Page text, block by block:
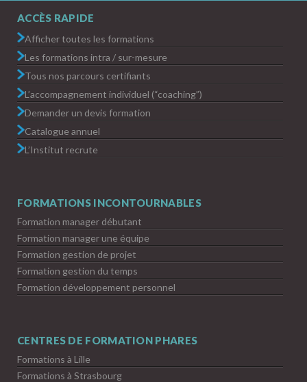
ACCÈS RAPIDE
Afficher toutes les formations
Les formations intra / sur-mesure
Tous nos parcours certifiants
L’accompagnement individuel (“coaching”)
Demander un devis formation
Catalogue annuel
L’Institut recrute
FORMATIONS INCONTOURNABLES
Formation manager débutant
Formation manager une équipe
Formation gestion de projet
Formation gestion du temps
Formation développement personnel
CENTRES DE FORMATION PHARES
Formations à Lille
Formations à Strasbourg